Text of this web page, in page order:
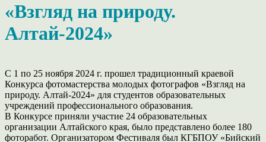
«Взгляд на природу.
Алтай-2024»
С 1 по 25 ноября 2024 г. прошел традиционный краевой
Конкурса фотомастерства молодых фотографов «Взгляд на
природу. Алтай-2024» для студентов образовательных
учреждений профессионального образования.
В Конкурсе приняли участие 24 образовательных
организации Алтайского края, было представлено более 180
фоторабот. Организатором Фестиваля был КГБПОУ «Бийский